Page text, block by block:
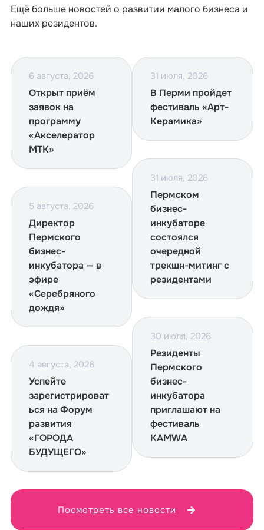
Ещё больше новостей о развитии малого бизнеса и
наших резидентов.
6 августа, 2026
Открыт приём
заявок на
программу
«Акселератор
МТК»
5 августа, 2026
Директор
Пермского
бизнес-
инкубатора — в
эфире
«Серебряного
дождя»
4 августа, 2026
Успейте
зарегистрироват
ься на Форум
развития
«ГОРОДА
БУДУЩЕГО»
31 июля, 2026
В Перми пройдет
фестиваль «Арт-
Керамика»
31 июля, 2026
Пермском
бизнес-
инкубаторе
состоялся
очередной
трекшн-митинг с
резидентами
30 июля, 2026
Резиденты
Пермского
бизнес-
инкубатора
приглашают на
фестиваль
KAMWA
Посмотреть все новости